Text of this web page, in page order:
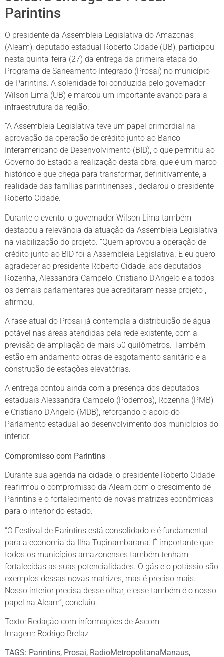
Parintins
O presidente da Assembleia Legislativa do Amazonas
(Aleam), deputado estadual Roberto Cidade (UB), participou
nesta quinta-feira (27) da entrega da primeira etapa do
Programa de Saneamento Integrado (Prosai) no município
de Parintins. A solenidade foi conduzida pelo governador
Wilson Lima (UB) e marcou um importante avanço para a
infraestrutura da região.
“A Assembleia Legislativa teve um papel primordial na
aprovação da operação de crédito junto ao Banco
Interamericano de Desenvolvimento (BID), o que permitiu ao
Governo do Estado a realização desta obra, que é um marco
histórico e que chega para transformar, definitivamente, a
realidade das famílias parintinenses”, declarou o presidente
Roberto Cidade.
Durante o evento, o governador Wilson Lima também
destacou a relevância da atuação da Assembleia Legislativa
na viabilização do projeto. “Quem aprovou a operação de
crédito junto ao BID foi a Assembleia Legislativa. E eu quero
agradecer ao presidente Roberto Cidade, aos deputados
Rozenha, Alessandra Campelo, Cristiano D’Angelo e a todos
os demais parlamentares que acreditaram nesse projeto”,
afirmou.
A fase atual do Prosai já contempla a distribuição de água
potável nas áreas atendidas pela rede existente, com a
previsão de ampliação de mais 50 quilômetros. Também
estão em andamento obras de esgotamento sanitário e a
construção de estações elevatórias.
A entrega contou ainda com a presença dos deputados
estaduais Alessandra Campelo (Podemos), Rozenha (PMB)
e Cristiano D’Angelo (MDB), reforçando o apoio do
Parlamento estadual ao desenvolvimento dos municípios do
interior.
Compromisso com Parintins
Durante sua agenda na cidade, o presidente Roberto Cidade
reafirmou o compromisso da Aleam com o crescimento de
Parintins e o fortalecimento de novas matrizes econômicas
para o interior do estado.
“O Festival de Parintins está consolidado e é fundamental
para a economia da Ilha Tupinambarana. É importante que
todos os municípios amazonenses também tenham
fortalecidas as suas potencialidades. O gás e o potássio são
exemplos dessas novas matrizes, mas é preciso mais.
Nosso interior precisa desse olhar, e esse também é o nosso
papel na Aleam”, concluiu.
Texto: Redação com informações de Ascom
Imagem: Rodrigo Brelaz
TAGS: Parintins, Prosai, RadioMetropolitanaManaus,